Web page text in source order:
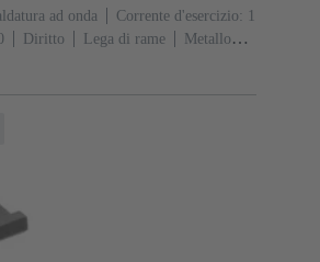
ad onda
Corrente d'esercizio: ‌1
Diritto Lega di rame
Metallo